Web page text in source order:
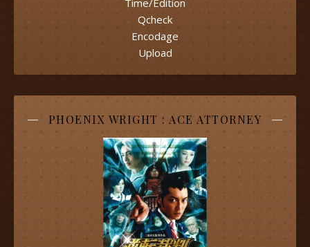
Time/Édition
Qcheck
Encodage
Upload
PHOENIX WRIGHT : ACE ATTORNEY